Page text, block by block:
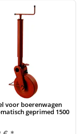
voor boerenwagen
geprimed 1500